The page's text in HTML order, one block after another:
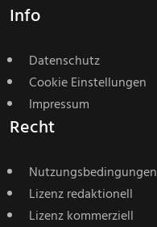
Info
Datenschutz
Cookie Einstellungen
Impressum
Recht
Nutzungsbedingungen
Lizenz redaktionell
Lizenz kommerziell